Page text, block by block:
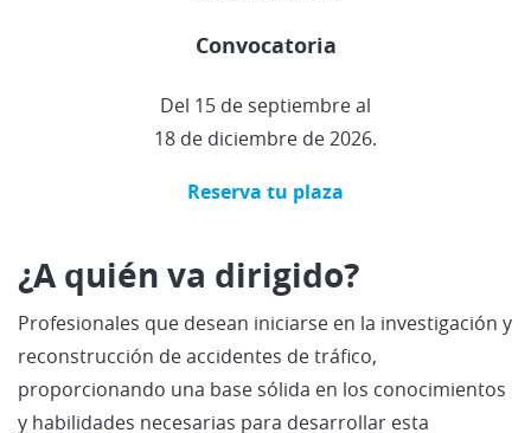
Convocatoria
Del 15 de septiembre al
18 de diciembre de 2026.
Reserva tu plaza
¿A quién va dirigido?
Profesionales que desean iniciarse en la investigación y
reconstrucción de accidentes de tráfico,
proporcionando una base sólida en los conocimientos
y habilidades necesarias para desarrollar esta